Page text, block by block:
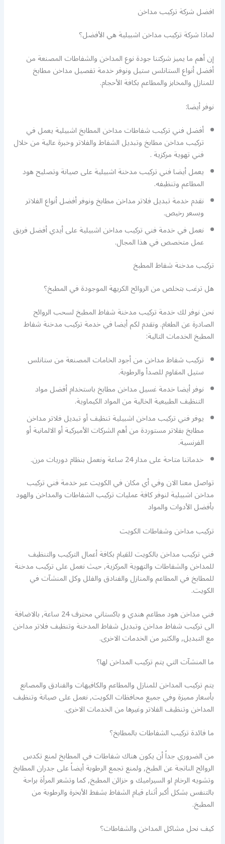
افضل شركة تركيب مداخن
لماذا شركة تركيب مداخن اشبيلية هي الأفضل؟
إن أهم ما يميز شركتنا جودة نوع المداخن والشفاطات المصنعة من
أفضل أنواع الستانلس ستيل ونوفر خدمة تفصيل مداخن مطابخ
للمنازل والمخابز والمطاعم بكافة الأحجام.
نوفر أيضا:
أفضل فني تركيب شفاطات مداخن المطابخ اشبيلية يعمل في
تركيب مداخن مطابخ وتبديل الشفاط والفلاتر وخبرة عالية من خلال
فني تهوية مركزية .
يعمل أيضا فني تركيب مدخنة اشبيلية على صيانة وتصليح هود
المطاعم وتنظيفه.
نقدم خدمة تبديل فلاتر مداخن مطابخ ونوفر أفضل أنواع الفلاتر
وبسعر رخيص.
نعمل في خدمة فني تركيب مداخن اشبيلية على أيدي أفضل فريق
عمل متخصص في هذا المجال.
تركيب مدخنة شفاط المطبخ
هل ترغب بتخلص من الروائح الكريهة الموجودة في المطبخ؟
نحن نوفر لك خدمة تركيب مدخنة شفاط المطبخ لسحب الروائح
الصادرة عن الطعام. ونقدم لكم أيضا في خدمة تركيب مدخنة شفاط
المطبخ الخدمات التالية:
تركيب شفاط مداخن من أجود الخامات المصنعة من ستانلس
ستيل المقاوم للصدأ والرطوبة.
نوفر أيضا خدمة غسيل مداخن مطابخ باستخدام أفضل مواد
التنظيف الطبيعية الخالية من المواد الكيماوية.
يوفر فني تركيب مداخن اشبيلية تنظيف أو تبديل فلاتر مداخن
مطابخ بفلاتر مستوردة من أهم الشركات الأميركية أو الالمانية أو
الفرنسية.
خدماتنا متاحة على مدار 24 ساعة ونعمل بنظام دوريات مرن.
تواصل معنا الان وفي أي مكان في الكويت عبر خدمة فني تركيب
مداخن اشبيلية لنوفر كافة عمليات تركيب الشفاطات والمداخن والهود
بأفضل الأدوات والمواد
تركيب مداخن وشفاطات الكويت
فني تركيب مداخن بالكويت للقيام بكافة أعمال التركيب والتنظيف
للمداخن والشفاطات والتهوية المركزية, حيث نعمل على تركيب مدخنة
للمطابخ في المطاعم والمنازل والفنادق والفلل وكل المنشآت في
الكويت.
فني مداخن هود مطاعم هندي و باكستاني محترف 24 ساعة, بالاضافة
الى تركيب شفاط مداخن وتبديل شفاط المدخنة وتنظيف فلاتر مداخن
مع التبديل, والكثير من الخدمات الاخرى.
ما المنشآت التي يتم تركيب المداخن لها؟
يتم تركيب المداخن للمنازل والمطاعم والكافيهات والفنادق والمصانع
بأسعار مميزة وفي جميع محافظات الكويت, نعمل على صيانة وتنظيف
المداخن وتنظيف الفلاتر وغيرها من الخدمات الاخرى.
ما فائدة تركيب الشفاطات بالمطابخ؟
من الضروري جداً أن يكون هناك شفاطات في المطابخ لمنع تكدس
الروائح الناتجة عن الطبخ, ولمنع تجمع الرطوبة أيضاً على جدران المطابخ
وتشويه الرخام او السيراميك و خزائن المطبخ, كما وتشعر المرأة براحة
بالتنفس بشكل أكبر أثناء قيام الشفاط بشفط الأبخرة والرطوبة من
المطبخ.
كيف نحل مشاكل المداخن والشفاطات؟